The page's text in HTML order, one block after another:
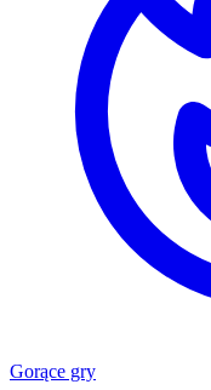
Gorące gry